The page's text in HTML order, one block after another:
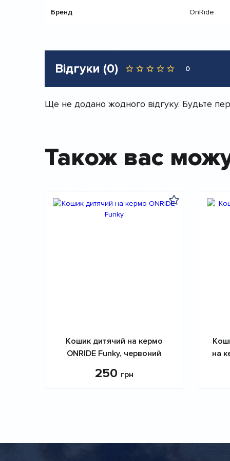
Бренд OnRide
Відгуки (0) 0
Ще не додано жодного відгуку. Будьте
Також вас
Кошик дитячий на кермо
ONRIDE Funky, червоний
250 грн
на